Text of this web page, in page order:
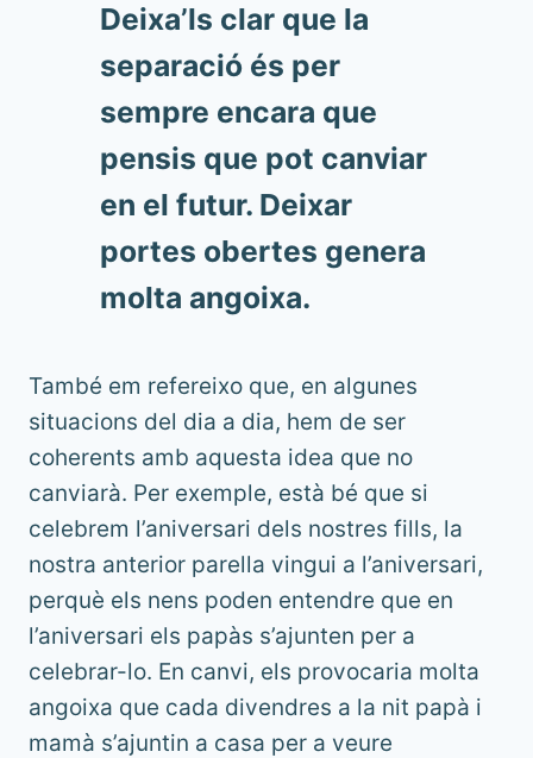
Deixa’ls clar que la
separació és per
sempre encara que
pensis que pot canviar
en el futur. Deixar
portes obertes genera
molta angoixa.
També em refereixo que, en algunes
situacions del dia a dia, hem de ser
coherents amb aquesta idea que no
canviarà. Per exemple, està bé que si
celebrem l’aniversari dels nostres fills, la
nostra anterior parella vingui a l’aniversari,
perquè els nens poden entendre que en
l’aniversari els papàs s’ajunten per a
celebrar-lo. En canvi, els provocaria molta
angoixa que cada divendres a la nit papà i
mamà s’ajuntin a casa per a veure